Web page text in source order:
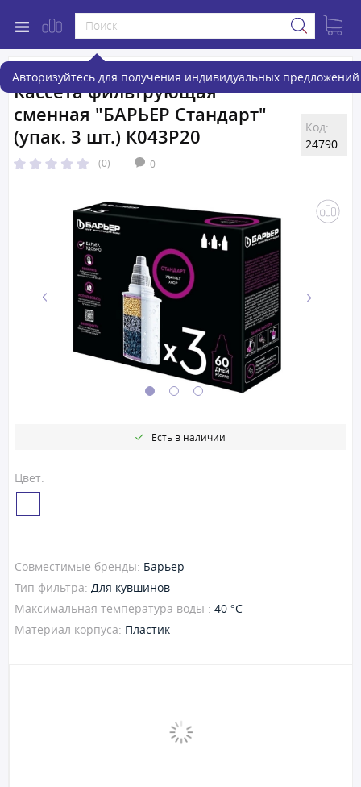
Авторизуйтесь для получения индивидуальных предложений
Кассета фильтрующая
сменная "БАРЬЕР Стандарт"
(упак. 3 шт.) К043Р20
(0) 0
Код:
24790
Цвет:
Есть в наличии
Совместимые бренды: Барьер
Тип фильтра: Для кувшинов
Максимальная температура воды : 40 °C
Материал корпуса: Пластик